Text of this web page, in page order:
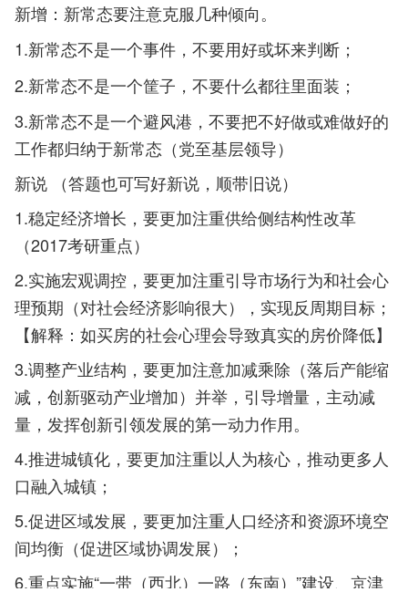
新增：新常态要注意克服几种倾向。
1.新常态不是一个事件，不要用好或坏来判断；
2.新常态不是一个筐子，不要什么都往里面装；
3.新常态不是一个避风港，不要把不好做或难做好的
工作都归纳于新常态（党至基层领导）
新说 （答题也可写好新说，顺带旧说）
1.稳定经济增长，要更加注重供给侧结构性改革
（2017考研重点）
2.实施宏观调控，要更加注重引导市场行为和社会心
理预期（对社会经济影响很大），实现反周期目标；
【解释：如买房的社会心理会导致真实的房价降低】
3.调整产业结构，要更加注意加减乘除（落后产能缩
减，创新驱动产业增加）并举，引导增量，主动减
量，发挥创新引领发展的第一动力作用。
4.推进城镇化，要更加注重以人为核心，推动更多人
口融入城镇；
5.促进区域发展，要更加注重人口经济和资源环境空
间均衡（促进区域协调发展）；
6.重点实施“一带（西北）一路（东南）”建设、京津